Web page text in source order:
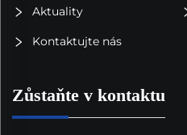
Aktuality
Kontaktujte nás
Zůstaňte v kontaktu